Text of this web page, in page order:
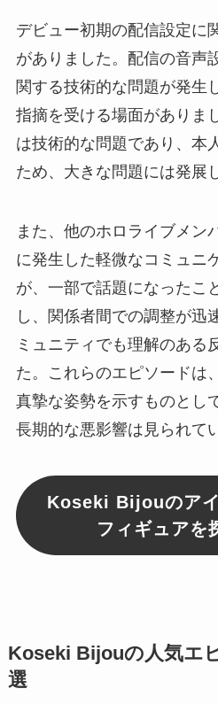
デビュー初期の配信設定に
がありました。配信の音声
関する技術的な問題が発生
指摘を受ける場面がありま
は技術的な問題であり、本
ため、大きな問題には発展
また、他のホロライブメン
に発生した軽微なコミュニ
が、一部で話題になったこ
し、関係者間での調整が迅
ミュニティでも理解のある
た。これらのエピソードは
真摯な姿勢を示すものとし
長期的な悪影響は見られて
Koseki Bijouのアイ
フィギュアを
Koseki Bijouの人気エ
選